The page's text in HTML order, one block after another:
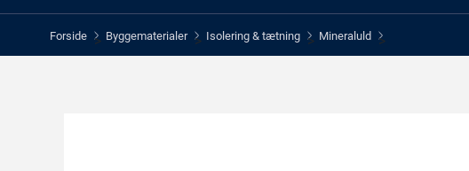
Forside > Byggematerialer > Isolering & tætning > Mineraluld >